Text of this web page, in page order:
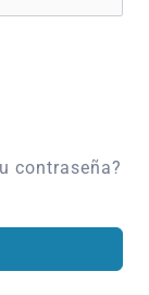
contraseña?